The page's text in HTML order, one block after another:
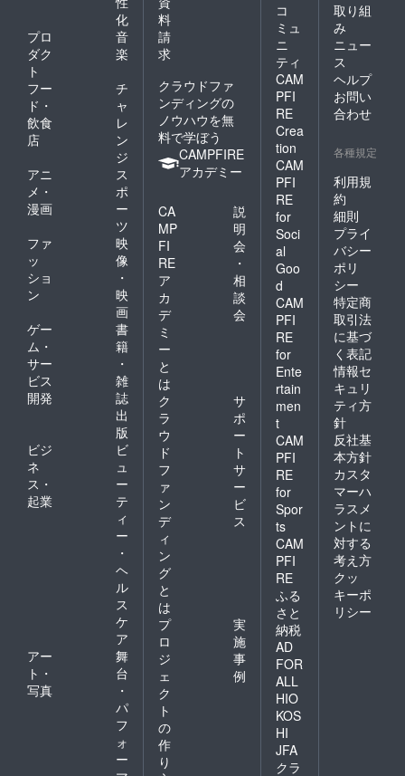
化
プロ
ダク
ト
音
楽
フー
ド・
飲食
店
チ
ャ
レ
ン
ジ
アニ
メ・
漫画
ス
ポ
ー
ツ
ファ
ッ
ショ
ン
映
像
・
映
画
ゲー
ム・
サー
ビス
開発
書
籍
・
雑
誌
出
版
ビジ
ネ
ス・
起業
ビ
ュ
ー
テ
ィ
ー
・
ヘ
ル
ス
ケ
ア
アー
ト・
写真
舞
台
・
パ
フ
ォ
ー
料
請
求
クラウドファ
ンディングの
ノウハウを無
料で学ぼう
CAMPFIRE
アカデミー
CA
MP
FI
RE
ア
カ
デ
ミ
ー
と
は
説
明
会
・
相
談
会
ク
ラ
ウ
ド
フ
ァ
ン
デ
ィ
ン
グ
と
は
サ
ポ
ー
ト
サ
ー
ビ
ス
プ
ロ
ジ
ェ
ク
ト
の
作
り
実
施
事
例
コ
ミュ
ニ
ティ
CAM
PFI
RE
Crea
tion
CAM
PFI
RE
for
Soci
al
Goo
d
CAM
PFI
RE
for
Ente
rtain
men
t
CAM
PFI
RE
for
Spor
ts
CAM
PFI
RE
ふる
さと
納税
AD
FOR
ALL
HIO
KOS
HI
JFA
クラ
取り組
み
ニュー
ス
ヘルプ
お問い
合わせ
各種規定
利用規
約
細則
プライ
バシー
ポリ
シー
特定商
取引法
に基づ
く表記
情報セ
キュリ
ティ方
針
反社基
本方針
カスタ
マーハ
ラスメ
ントに
対する
考え方
クッ
キーポ
リシー